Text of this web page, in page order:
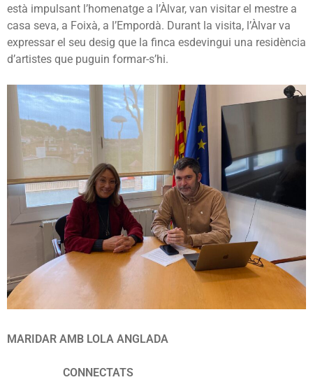
està impulsant l’homenatge a l’Àlvar, van visitar el mestre a
casa seva, a Foixà, a l’Empordà. Durant la visita, l’Àlvar va
expressar el seu desig que la finca esdevingui una residència
d’artistes que puguin formar-s’hi.
MARIDAR AMB LOLA ANGLADA
CONNECTATS